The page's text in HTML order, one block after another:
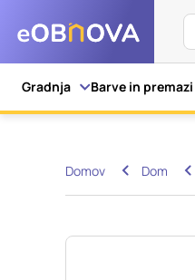
Išči
Gradnja Barve in premazi
Domov Dom